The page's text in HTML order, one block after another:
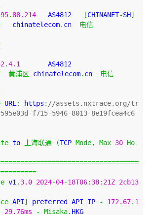
. 88.214
   AS4812
[CHINANET-SH]
   chinatelecom
. cn 电信
.4.1
黄浦区 chinatelecom. cn 电信
URL : https : //assets.nxtrace.org/tr
f715-5946-8013-8e19fcea4c6
to 上海联通 (TCP Mode, Max 30 Ho
v1 . 3.0 2024-04-18T06: 38: 21Z 2cb13
API] preferred API IP - 172.67. 1
29.76ms - Misaka. HKG